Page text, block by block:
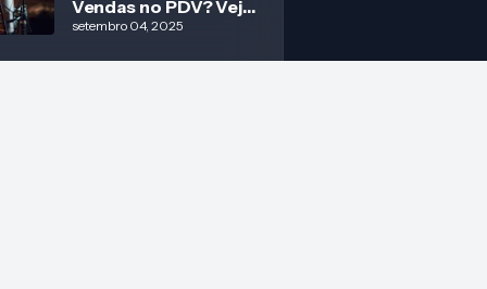
Vendas no PDV? Veja
Resposta!
setembro 04, 2025